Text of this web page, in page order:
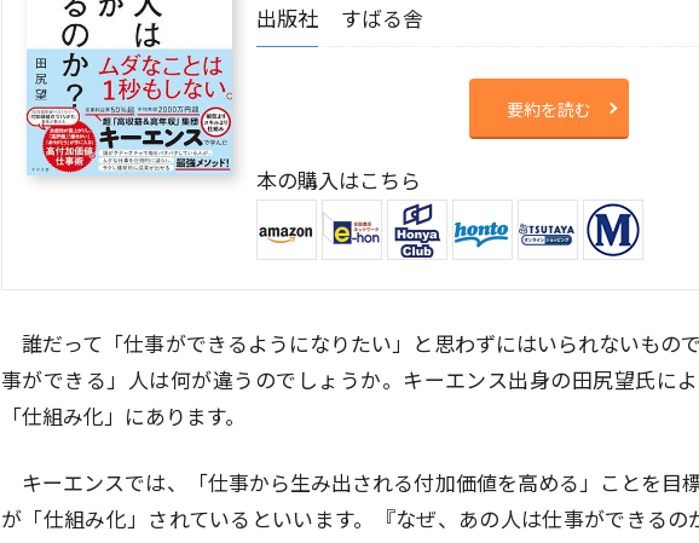
出版社 すばる舎
要約を読む
本の購入はこちら
誰だって「仕事ができるようになりたい」と思わずにはいられないもの
事ができる」人は何が違うのでしょうか。キーエンス出身の田尻望氏に
「仕組み化」にあります。
キーエンスでは、「仕事から生み出される付加価値を高める」ことを目
が「仕組み化」されているといいます。『なぜ、あの人は仕事ができるの